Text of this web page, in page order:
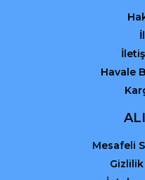
Havale
Mesafeli